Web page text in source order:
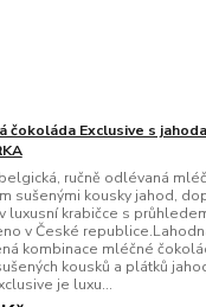
čokoláda Exclusive s
ručně odlévaná
sušenými kousky jahod,
luxusní krabičce s
v České
kombinace mléčné
kousků a plátků
je luxu...